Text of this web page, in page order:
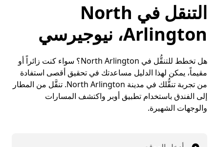
التنقل في North
Arlington، نيوجيرسي
هل تخطط للتنقُّل في North Arlington؟ سواء كنت زائراً أو
مقيماً، يمكن لهذا الدليل مساعدتك في تحقيق أقصى استفادة
من تجربة تنقُّلك في مدينة North Arlington. تنقَّل من المطار
إلى الفندق باستخدام تطبيق أوبر واكتشف المسارات
والوجهات الشهيرة.